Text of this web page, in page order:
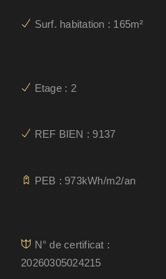
Surf. habitation : 165m²
Etage : 2
REF BIEN : 9137
PEB : 973kWh/m2/an
N° de certificat :
20260305024215